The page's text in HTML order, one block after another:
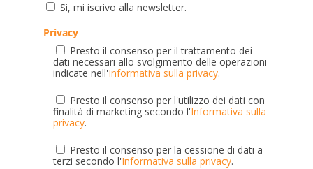
Si, mi iscrivo alla newsletter.
Privacy
Presto il consenso per il trattamento dei
dati necessari allo svolgimento delle operazioni
indicate nell'Informativa sulla privacy.
Presto il consenso per l'utilizzo dei dati con
finalità di marketing secondo l'Informativa sulla
privacy.
Presto il consenso per la cessione di dati a
terzi secondo l'Informativa sulla privacy.